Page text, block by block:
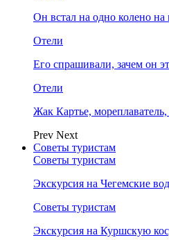
Он встал на одно колено
Отели
Его спрашивали, зачем он
Отели
Жак Картье,
Prev Next
Советы туристам
Советы туристам
Экскурсия на Чегемские
Советы туристам
Экскурсия на Куршскую